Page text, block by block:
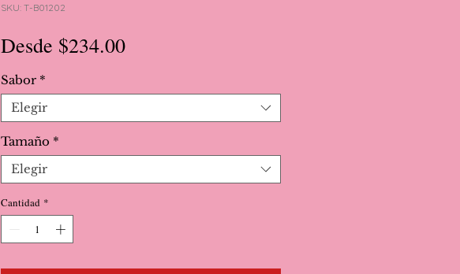
SKU: T-B01202
Desde $234.00Precio
oferta
Sabor *
Elegir
Tamaño *
Elegir
Cantidad *